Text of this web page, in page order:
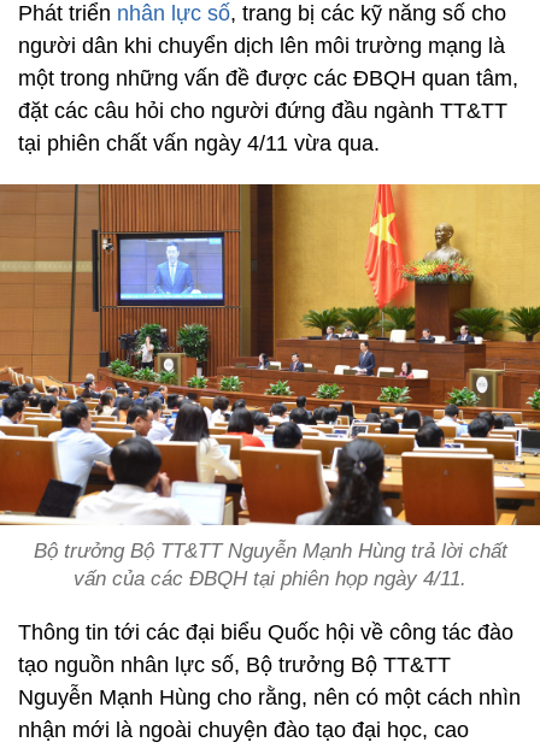
Phát triển nhân lực số, trang bị các kỹ năng số cho
người dân khi chuyển dịch lên môi trường mạng là
một trong những vấn đề được các ĐBQH quan tâm,
đặt các câu hỏi cho người đứng đầu ngành TT&TT
tại phiên chất vấn ngày 4/11 vừa qua.
Bộ trưởng Bộ TT&TT Nguyễn Mạnh Hùng trả lời chất
vấn của các ĐBQH tại phiên họp ngày 4/11.
Thông tin tới các đại biểu Quốc hội về công tác đào
tạo nguồn nhân lực số, Bộ trưởng Bộ TT&TT
Nguyễn Mạnh Hùng cho rằng, nên có một cách nhìn
nhận mới là ngoài chuyện đào tạo đại học, cao